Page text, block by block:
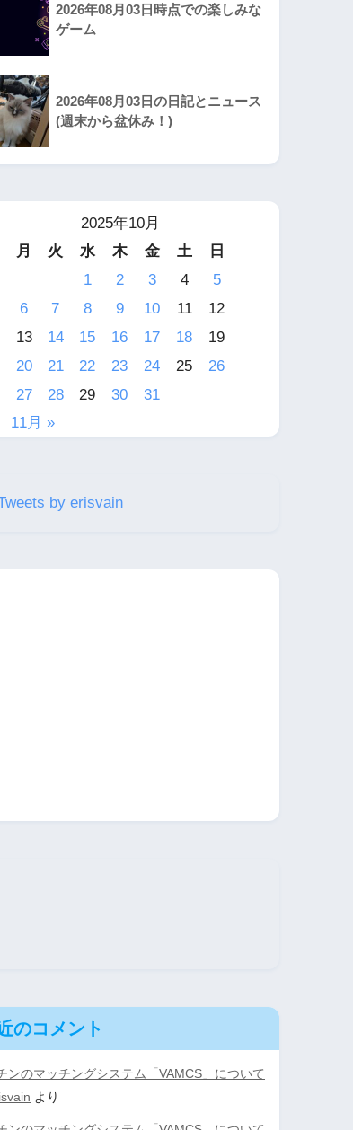
2026年08月03日時点での楽しみな
ゲーム
2026年08月03日の日記とニュース
(週末から盆休み！)
2025年10月
月
火 水 木 金 土
日
1
2 3 4
5
6
7 8 9 10 11
12
13
14 15 16 17 18
19
20
21 22 23 24 25
26
27
28 29 30
31
11月 »
by erisvain
のコメント
ンのマッチングシステム「VAMCS」について
より